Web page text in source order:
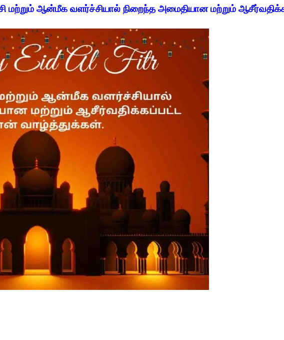
மற்றும் ஆன்மீக வளர்ச்சியால் நிறைந்த அமைதியான மற்றும்